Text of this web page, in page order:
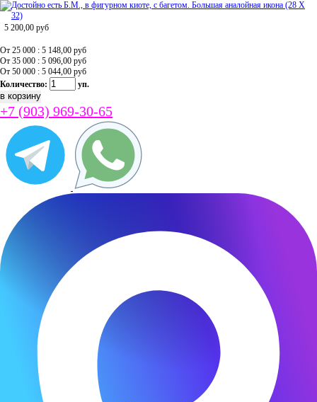
5 200,00 руб
От 25 000 : 5 148,00 руб
От 35 000 : 5 096,00 руб
От 50 000 : 5 044,00 руб
Количество:
уп.
+7 (903) 969-30-65